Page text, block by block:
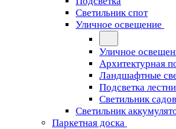
Светильник спот
Уличное освещение
Уличное
Архитектурная
Ландшафтные
Подсветка
Светильник
Светильник
Паркетная доска